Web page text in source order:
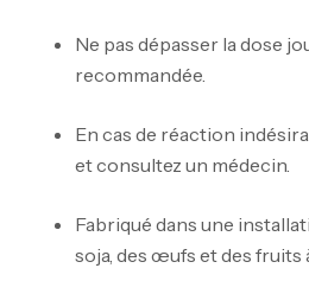
Ne pas dépasser la dose
recommandée.
En cas de réaction
et consultez un médecin.
Fabriqué dans une
soja, des œufs et des fruits
Mega Creatine
Biotech USA
د.ت126
د.ت269